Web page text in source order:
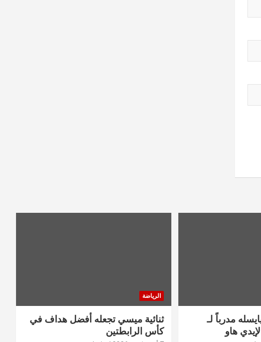
مدرباً لـ
هاو
الرياضة
ثنائية ميسي تجعله أفضل هداف في
كأس الرابطتين